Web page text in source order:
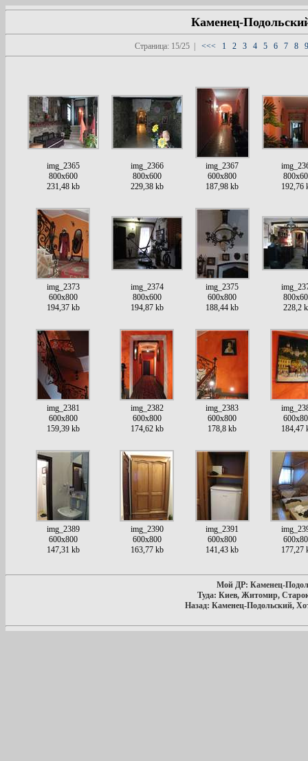
Каменец-
Страница: 15/25 | <<< 1 2 3 4 5 6 7 8
img_2365
800x600
231,48 kb
img_2366
800x600
229,38 kb
img_2367
600x800
187,98 kb
192,76
img_2373
600x800
194,37 kb
img_2374
800x600
194,87 kb
img_2375
600x800
188,44 kb
228,2
img_2381
600x800
159,39 kb
img_2382
600x800
174,62 kb
img_2383
600x800
178,8 kb
184,47
img_2389
600x800
147,31 kb
img_2390
600x800
163,77 kb
img_2391
600x800
141,43 kb
177,27
Мой ДР: Каменец-
Туда: Киев, Житомир,
Назад: Каменец-Подольский,